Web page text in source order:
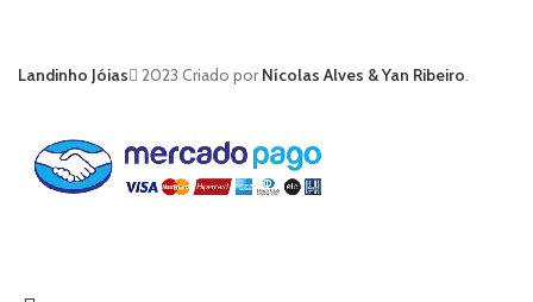
Landinho Jóias 2023 Criado porNícolas Alves & Yan Ribeiro.